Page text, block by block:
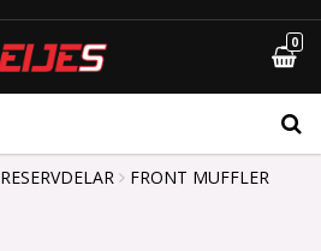
0
RESERVDELAR
FRONT MUFFLER